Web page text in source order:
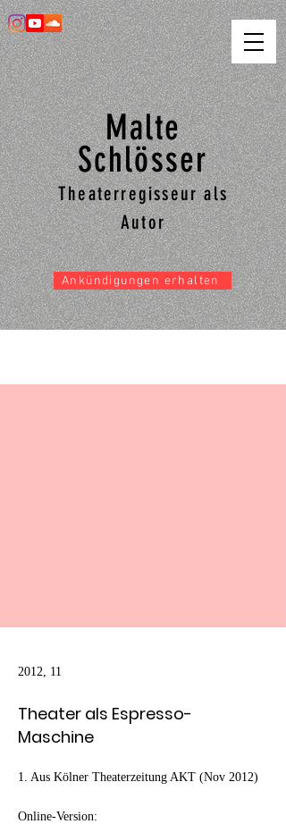
Malte
Schlösser
Theaterregisseur als
Autor
Ankündigungen erhalten
2012, 11
Theater als Espresso-
Maschine
1. Aus Kölner Theaterzeitung AKT (Nov 2012)
Online-Version: